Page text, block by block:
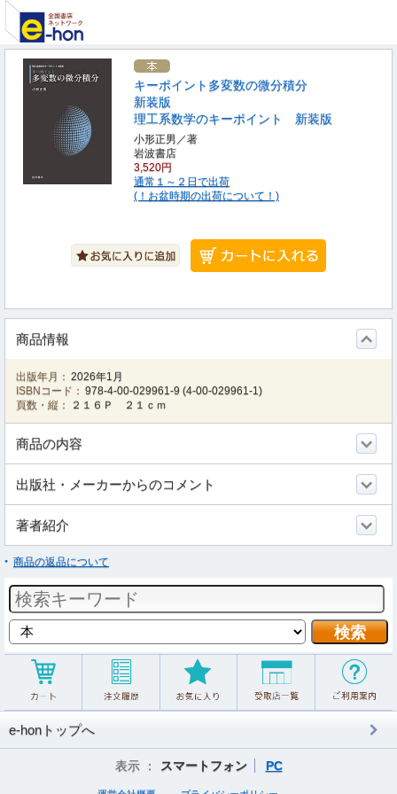
キーポイント多変数の微分積分
新装版
理工系数学のキーポイント 新装版
小形正男／著
岩波書店
3,520円
通常１～２日で出荷
(！お盆時期の出荷について！)
商品情報
出版年月： 2026年1月
ISBNコード： 978-4-00-029961-9 (4-00-029961-1)
頁数・縦：
２１６Ｐ ２１ｃｍ
商品の内容
出版社・メーカーからのコメント
著者紹介
商品の返品について
e-honトップへ
表示 ： スマートフォン PC